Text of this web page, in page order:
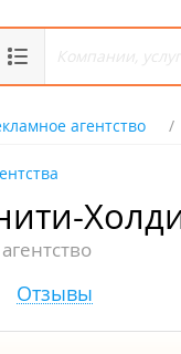
агентство
Отзывы